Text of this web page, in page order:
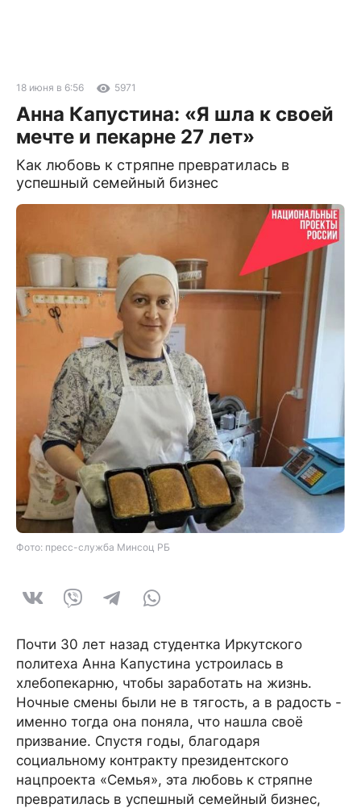
18 июня в 6:56 5971
Анна Капустина: «Я шла к своей
мечте и пекарне 27 лет»
Как любовь к стряпне превратилась в
успешный семейный бизнес
Фото: пресс-служба Минсоц РБ
Почти 30 лет назад студентка Иркутского
политеха Анна Капустина устроилась в
хлебопекарню, чтобы заработать на жизнь.
Ночные смены были не в тягость, а в радость -
именно тогда она поняла, что нашла своё
призвание. Спустя годы, благодаря
социальному контракту президентского
нацпроекта «Семья», эта любовь к стряпне
превратилась в успешный семейный бизнес,